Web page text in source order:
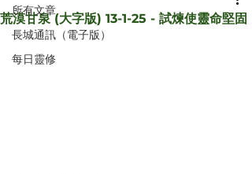
所有文章
長城通訊（電子版）
每日靈修
荒漠甘泉 (大字版) 13-1-25 - 試煉使靈命堅固